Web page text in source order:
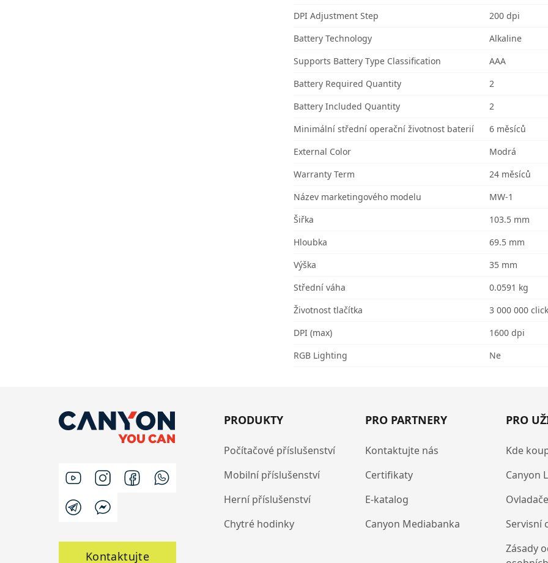
DPI Adjustment Step
200 dpi
Battery Technology
Alkaline
Supports Battery Type Classification
AAA
Battery Required Quantity
2
Battery Included Quantity
2
Minimální střední operační životnost baterií
6 měsíců
External Color
Modrá
Warranty Term
24 měsíců
Název marketingového modelu
MW-1
Šiřka
103.5 mm
Hloubka
69.5 mm
Výška
35 mm
Střední váha
0.0591 kg
Životnost tlačítka
3 000 000
DPI (max)
1600 dpi
RGB Lighting
Ne
Kontaktujte
PRODUKTY
Počítačové příslušenství
Mobilní příslušenství
Herní příslušenství
Chytré hodinky
PRO PARTNERY
Kontaktujte nás
Certifikaty
E-katalog
Canyon Mediabanka
PRO
Kde
Canyon
Servisní
Zásady